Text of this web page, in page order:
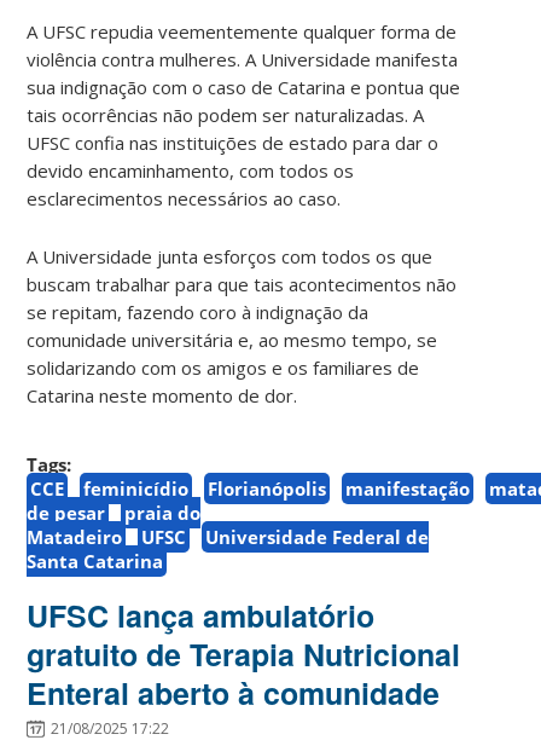
A UFSC repudia veementemente qualquer forma de
violência contra mulheres. A Universidade manifesta
sua indignação com o caso de Catarina e pontua que
tais ocorrências não podem ser naturalizadas. A
UFSC confia nas instituições de estado para dar o
devido encaminhamento, com todos os
esclarecimentos necessários ao caso.
A Universidade junta esforços com todos os que
buscam trabalhar para que tais acontecimentos não
se repitam, fazendo coro à indignação da
comunidade universitária e, ao mesmo tempo, se
solidarizando com os amigos e os familiares de
Catarina neste momento de dor.
Tags:
CCE
feminicídio Florianópolis manifestação
de pesar
praia do
Matadeiro
UFSC
Universidade Federal de
Santa Catarina
UFSC lança ambulatório
gratuito de Terapia Nutricional
Enteral aberto à comunidade
21/08/2025 17:22